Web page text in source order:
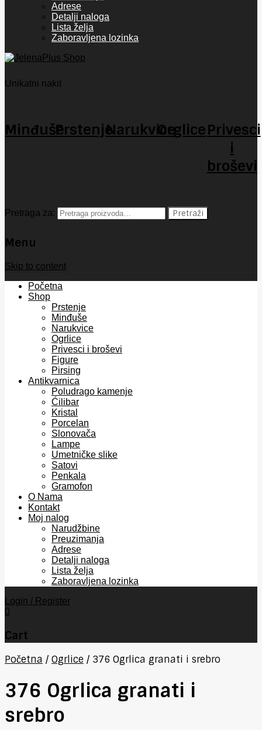
Adrese
Detalji naloga
Lista želja
Zaboravljena lozinka
Unikatni nakit
MinđušePrstenjeNarukviceOrglicePrivesci
i
broševi
Pretraga za: Pretraži
Menu
Skip to content
Početna
Shop
Prstenje
Minđuše
Narukvice
Ogrlice
Privesci i broševi
Figure
Pirsing
Antikvarnica
Poludrago kamenje
Ćilibar
Kristal
Porcelan
Slonovača
Lampe
Umetničke slike
Satovi
Penkala
Gramofon
O Nama
Kontakt
Moj nalog
Narudžbine
Preuzimanja
Adrese
Detalji naloga
Lista želja
Zaboravljena lozinka
Login / Register
0
Cart
Početna / Ogrlice / 376 Ogrlica granati i srebro
376 Ogrlica granati i
srebro